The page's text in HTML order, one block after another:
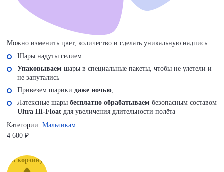
Можно изменить цвет, количество и сделать уникальную надпись
Шары надуты гелием
Упаковываем шары в специальные пакеты, чтобы не улетели и
не запутались
Привезем шарики даже ночью;
Латексные шары бесплатно обрабатываем безопасным составом
Ultra Hi-Float для увеличения длительности полёта
Категории: Мальчикам
4 600 ₽